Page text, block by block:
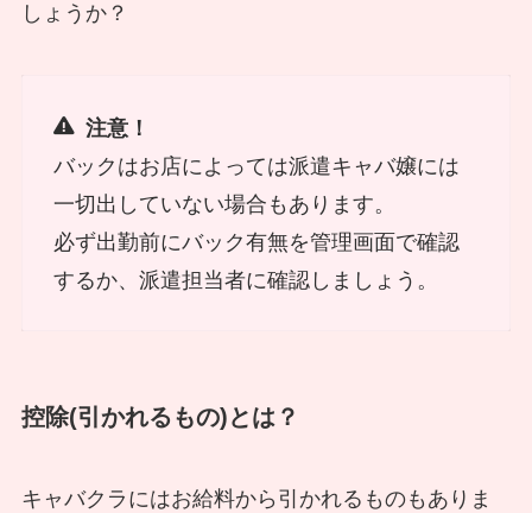
しょうか？
注意！
バックはお店によっては派遣キャバ嬢には
一切出していない場合もあります。
必ず出勤前にバック有無を管理画面で確認
するか、派遣担当者に確認しましょう。
控除(引かれるもの)とは？
キャバクラにはお給料から引かれるものもありま